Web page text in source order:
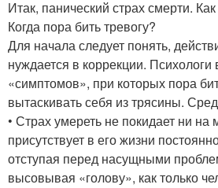
Итак, панический страх смерти.
Когда пора бить тревогу?
Для начала следует понять,
нуждается в коррекции.
«симптомов», при которых пора
вытаскивать себя из трясины.
• Страх умереть не покидает ни на
присутствует в его жизни
отступая перед насущными
высовывая «голову», как только